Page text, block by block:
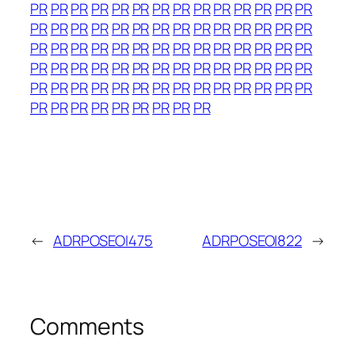
PRPRPRPRPR PRPRPRPRPRPRPR PRPR
PRPRPRPRPR PRPRPRPRPRPRPR PRPR
PRPRPRPRPR PRPRPRPRPRPRPR PRPR
PRPRPRPRPR PRPRPRPRPRPRPR PRPR
PRPRPRPRPR PRPRPRPRPRPRPR PRPR
PRPRPRPRPR PRPRPRPR
← ADRPOSEOI475 ADRPOSEOI822 →
Comments